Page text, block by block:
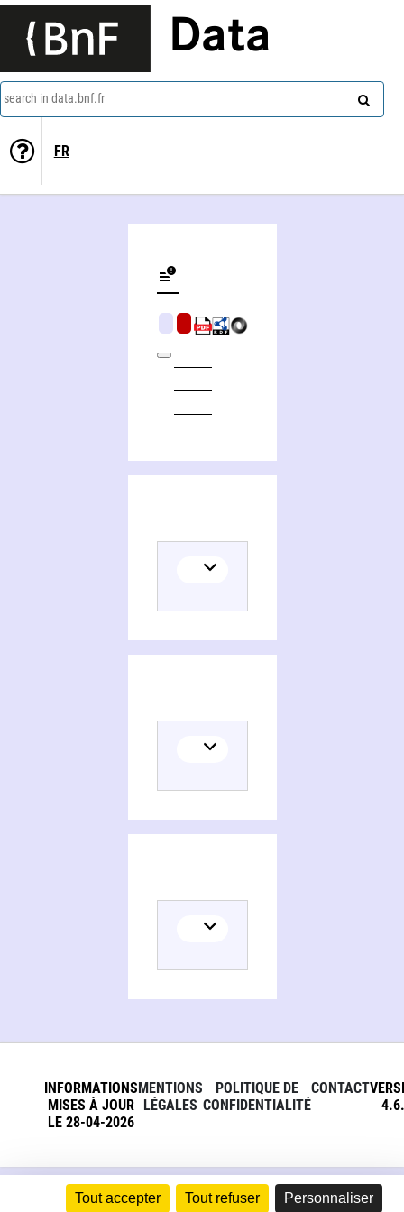
Tout accepter Tout refuser Personnaliser
Data
search in data.bnf.fr
FR
INFORMATIONS
MISES À JOUR
LE 28-04-2026
MENTIONS
LÉGALES
POLITIQUE DE
CONFIDENTIALITÉ
CONTACT